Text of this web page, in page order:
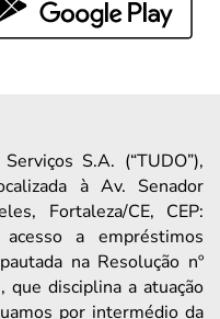
S.A. (“TUDO”),
à Av. Senador
Fortaleza/CE, CEP:
a empréstimos
na Resolução nº
disciplina a atuação
por intermédio da